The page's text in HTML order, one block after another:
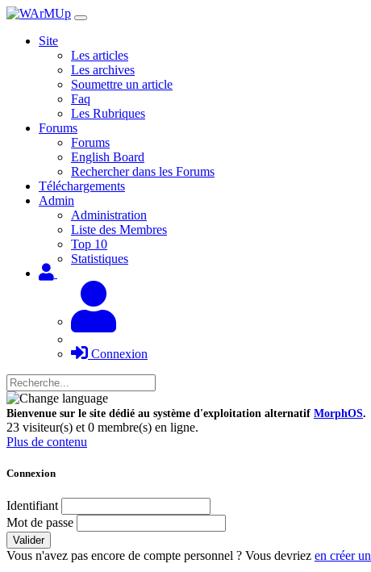
Site
Les articles
Les archives
Soumettre un article
Faq
Les Rubriques
Forums
Forums
English Board
Rechercher dans les Forums
Téléchargements
Admin
Administration
Liste des Membres
Top 10
Statistiques
Connexion
Bienvenue sur le site dédié au système d'exploitation alternatif MorphOS.
23 visiteur(s) et 0 membre(s) en ligne.
Plus de contenu
Connexion
Identifiant
Mot de passe
Valider
Vous n'avez pas encore de compte personnel ? Vous devriez en créer un